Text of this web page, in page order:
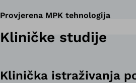
Provjerena MPK tehnologija
Kliničke studije
Klinička istraživanja